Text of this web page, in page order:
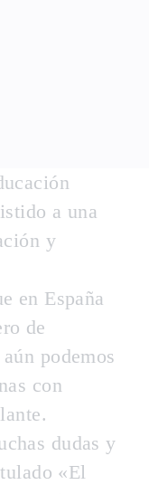
a una
y
en España
de
podemos
con
dudas y
«El